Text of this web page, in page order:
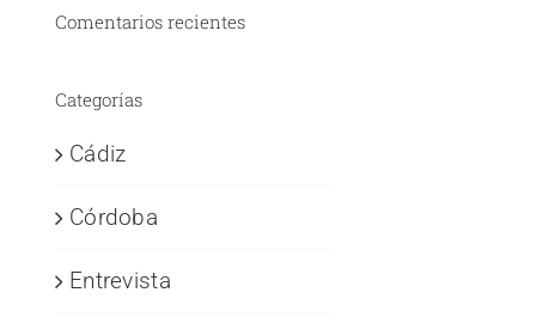
Comentarios recientes
Categorías
Cádiz
Córdoba
Entrevista